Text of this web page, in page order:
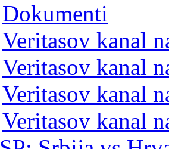
Dokumenti
Veritasov kanal
Veritasov kanal
Veritasov kanal
Veritasov kanal